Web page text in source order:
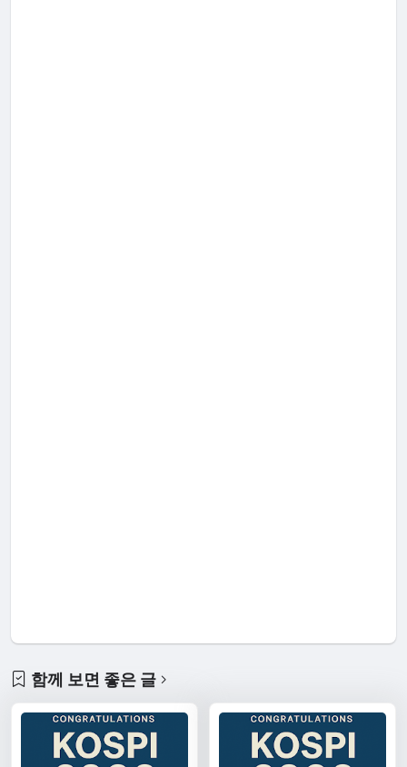
함께 보면 좋은 글